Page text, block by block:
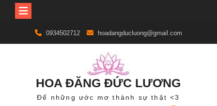
content
0934502712 hoadangducluong@gmail.com
HOA ĐĂNG ĐỨC LƯƠNG
Để những ước mơ thành sự thật <3